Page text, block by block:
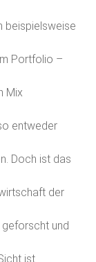
beispielsweise
Portfolio –
Mix
entweder
Doch ist das
der
und
ist